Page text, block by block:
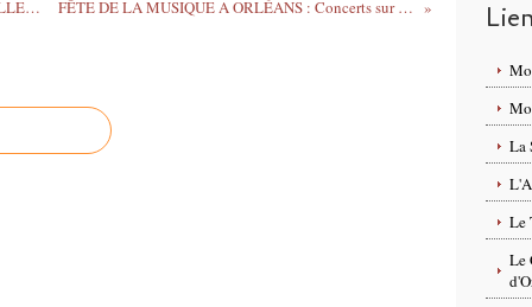
La Ville d'ORLÉANS organise un 14 JUILLET SOLIDAIRE / Annulation du feu d’artifice et du bal de la Fête Nationale 2020 FÊTE DE LA MUSIQUE A ORLÉANS : Concerts sur le net, rassemblement limités sur l’espace public, règles sanitaires dans les bars et restaurants
La
Le
Le